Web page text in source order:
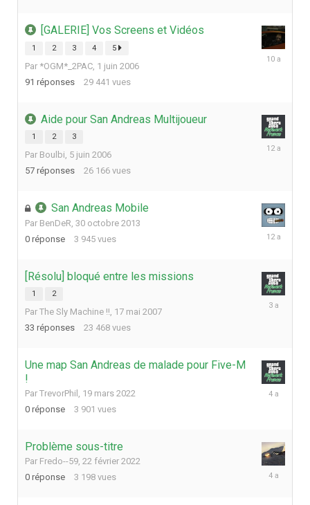
[GALERIE] Vos Screens et Vidéos
1 2 3 4 5
Par *OGM*_2PAC 1 juin 2006
91 réponses 29 441 vues
Aide pour San Andreas Multijoueur
1 2 3
Par Boulbi 5 juin 2006
57 réponses 26 166 vues
26
San Andreas Mobile
Par BenDeR 30 octobre 2013
0 réponse 3 945 vues
30
[Résolu] bloqué entre les missions
1 2
Par The Sly Machine !! 17 mai 2007
33 réponses 23 468 vues
29
Une map San Andreas de malade pour Five-M
!
Par TrevorPhil 19 mars 2022
0 réponse 3 901 vues
19
Problème sous-titre
Par Fredo--59 22 février 2022
0 réponse 3 198 vues
22